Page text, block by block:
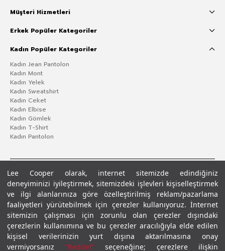
Lee Cooper olarak, internet sitemizde edindiğiniz
deneyiminizi iyileştirmek, sitemizdeki işlevleri kişiselleştirmek
ve ilgi alanlarınıza göre özelleştirilmiş reklam/pazarlama
faaliyetleri yürütebilmek için çerezler kullanıyoruz. İnternet
sitemizin çalışması için zorunlu olan çerezler dışındaki
çerezlerin kullanımına ve bu çerezler aracılığıyla elde edilen
kişisel verilerinizin yurt dışına aktarılmasına onay
vermiyorsanız “Reddet”seçeneğine; çerezlere ilişkin
Müşteri Hizmetleri
Erkek Popüler Kategoriler
Kadın Popüler Kategoriler
Kadın Jean Pantolon
Kadın Mont
Kadın Yelek
Kadın Sweatshirt
Kadın Ceket
Kadın Elbise
Kadın Gömlek
Kadın T-Shirt
Kadın Pantolon
Gizlilik PolitikasıÇerez Politikası KVKK Aydınlatma MetniŞartlar ve Koşullar
© 2026 Leecooper - Tüm Hakları Saklıdır.